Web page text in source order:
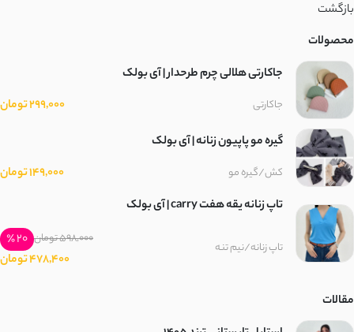
بازگشت
محصولات
جاکارتی هلالی چرم طرحدار | آی بولک
جاکارتی
299,000 تومان
گیره مو پاپیون زنانه | آی بولک
کش/گیره مو
149,000 تومان
تاپ زنانه یقه هفت carry | آی بولک
تاپ زنانه/نیم تنه
598,000 تومان
20 ٪
478,400 تومان
مقالات